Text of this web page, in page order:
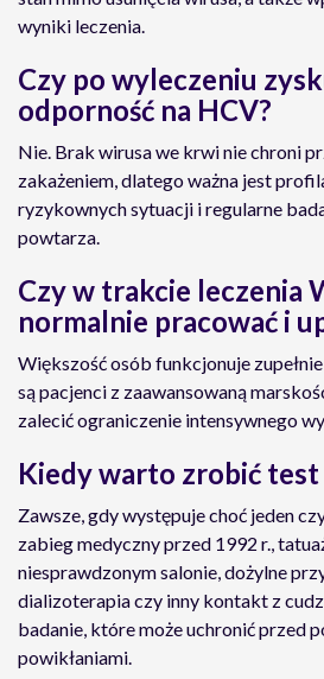
wyniki leczenia.
Czy po wyleczeniu
odporność na HCV?
Nie. Brak wirusa we krwi nie chroni
zakażeniem, dlatego ważna jest
ryzykownych sytuacji i regularne
powtarza.
Czy w trakcie leczenia
normalnie pracować i
Większość osób funkcjonuje
są pacjenci z zaawansowaną
zalecić ograniczenie intensywnego
Kiedy warto zrobić
Zawsze, gdy występuje choć jeden
zabieg medyczny przed 1992 r.,
niesprawdzonym salonie, dożylne
dializoterapia czy inny kontakt z
badanie, które może uchronić przed
powikłaniami.